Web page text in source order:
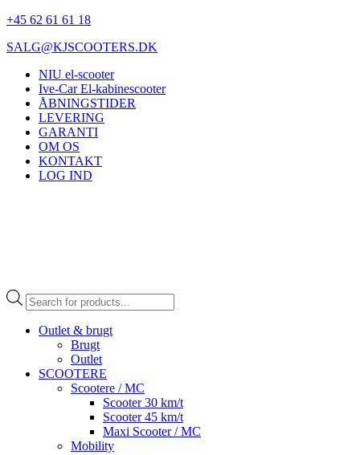
+45 62 61 61 18
SALG@KJSCOOTERS.DK
NIU el-scooter
Ive-Car El-kabinescooter
ÅBNINGSTIDER
LEVERING
GARANTI
OM OS
KONTAKT
LOG IND
Products
search
Outlet & brugt
Brugt
Outlet
SCOOTERE
Scootere / MC
Scooter 30 km/t
Scooter 45 km/t
Maxi Scooter / MC
Mobility